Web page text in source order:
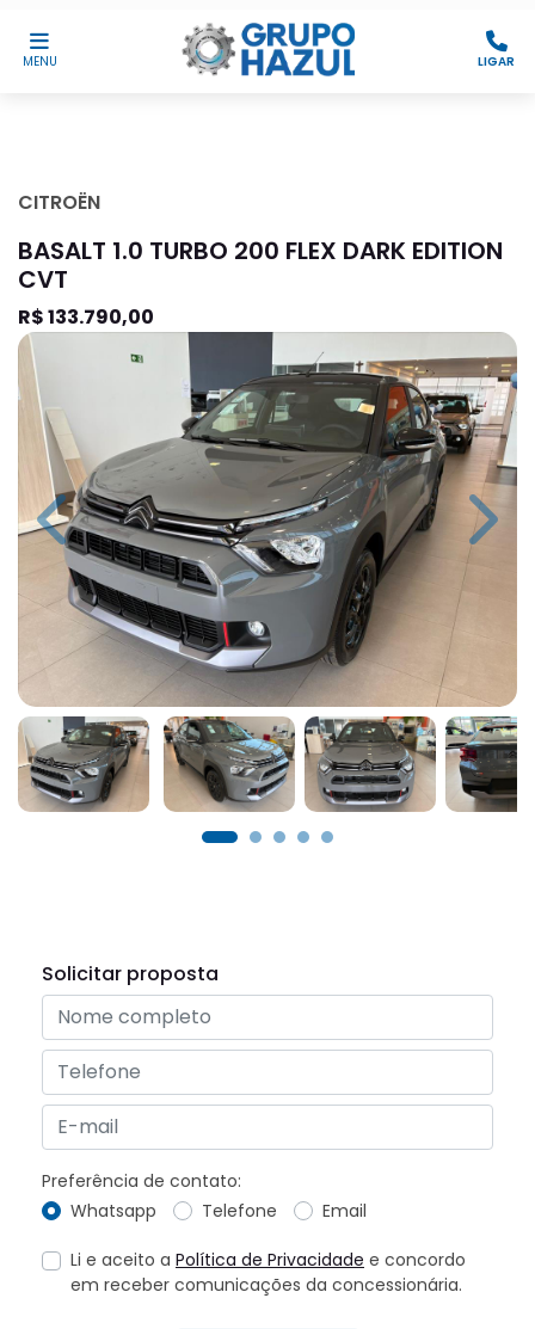
MENU LIGAR
CITROËN
BASALT 1.0 TURBO 200 FLEX DARK EDITION
CVT
R$ 133.790,00
Previous Next
Solicitar proposta
Preferência de contato:
Whatsapp
Telefone Email
Li e aceito a Política de Privacidade e concordo
em receber comunicações da concessionária.